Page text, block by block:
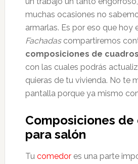
muchas ocasiones no
armarlas. Es por eso que hoy
Fachadascompartiremos
composiciones de
con las cuales podrás
quieras de tu vivienda. No te
pantalla porque ya mismo
Composiciones de
para salón
Tu comedor es una parte